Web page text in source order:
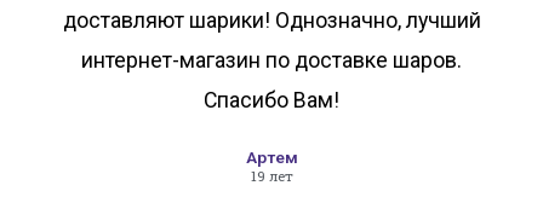
доставляют шарики! Однозначно, лучший
интернет-магазин по доставке шаров.
Спасибо Вам!
Артем
19 лет